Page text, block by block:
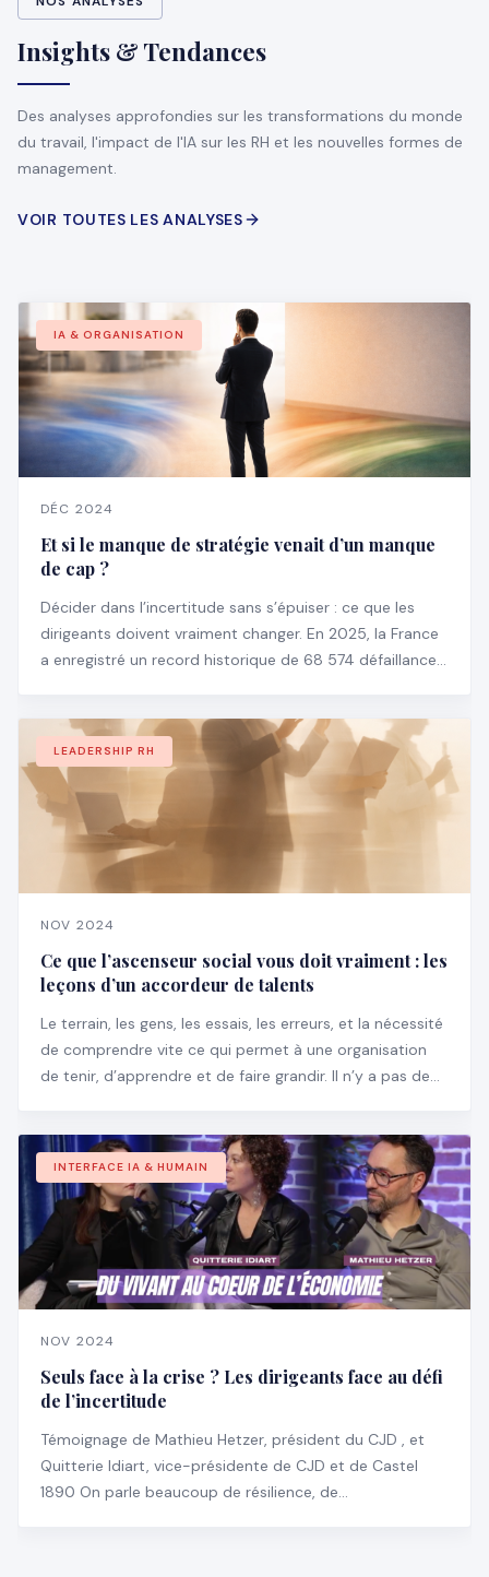
Insights & Tendances
Des analyses approfondies sur les transformations du monde
du travail, l'impact de l'IA sur les RH et les nouvelles formes de
management.
VOIR TOUTES LES ANALYSES
IA & ORGANISATION
DÉC 2024
Et si le manque de stratégie venait d’un manque
de cap ?
Décider dans l’incertitude sans s’épuiser : ce que les
dirigeants doivent vraiment changer. En 2025, la France
a enregistré un record historique de 68 574 défaillances
salariés (+18,6 %).
LEADERSHIP RH
NOV 2024
Ce que l’ascenseur social vous doit vraiment : les
leçons d’un accordeur de talents
Le terrain, les gens, les essais, les erreurs, et la nécessité
de comprendre vite ce qui permet à une organisation
de tenir, d’apprendre et de faire grandir. Il n’y a pas de
INTERFACE IA & HUMAIN
NOV 2024
Seuls face à la crise ? Les dirigeants face au défi
de l’incertitude
Témoignage de Mathieu Hetzer, président du CJD , et
Quitterie Idiart, vice-présidente de CJD et de Castel
1890 On parle beaucoup de résilience, de